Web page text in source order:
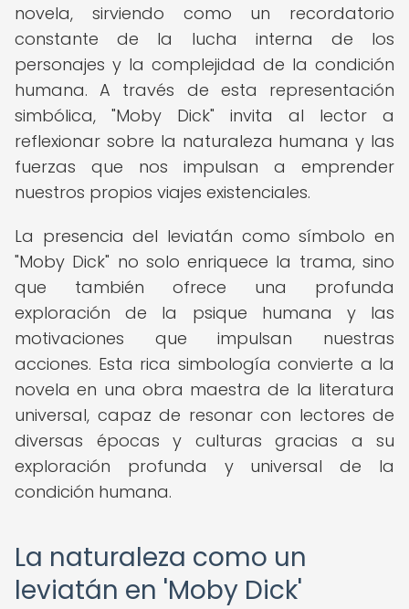
novela, sirviendo como un recordatorio
constante de la lucha interna de los
personajes y la complejidad de la condición
humana. A través de esta representación
simbólica, "Moby Dick" invita al lector a
reflexionar sobre la naturaleza humana y las
fuerzas que nos impulsan a emprender
nuestros propios viajes existenciales.
La presencia del leviatán como símbolo en
"Moby Dick" no solo enriquece la trama, sino
que también ofrece una profunda
exploración de la psique humana y las
motivaciones que impulsan nuestras
acciones. Esta rica simbología convierte a la
novela en una obra maestra de la literatura
universal, capaz de resonar con lectores de
diversas épocas y culturas gracias a su
exploración profunda y universal de la
condición humana.
La naturaleza como un
leviatán en 'Moby Dick'